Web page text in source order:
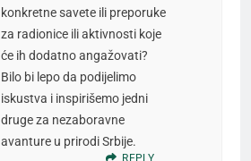
konkretne savete ili preporuke
za radionice ili aktivnosti koje
će ih dodatno angažovati?
Bilo bi lepo da podijelimo
iskustva i inspirišemo jedni
druge za nezaboravne
avanture u prirodi Srbije.
REPLY